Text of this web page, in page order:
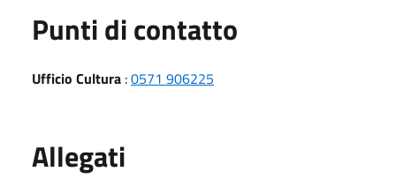
Punti di contatto
Ufficio Cultura :0571 906225
Allegati